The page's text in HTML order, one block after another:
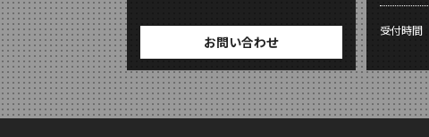
お問い合わせ
受付時間